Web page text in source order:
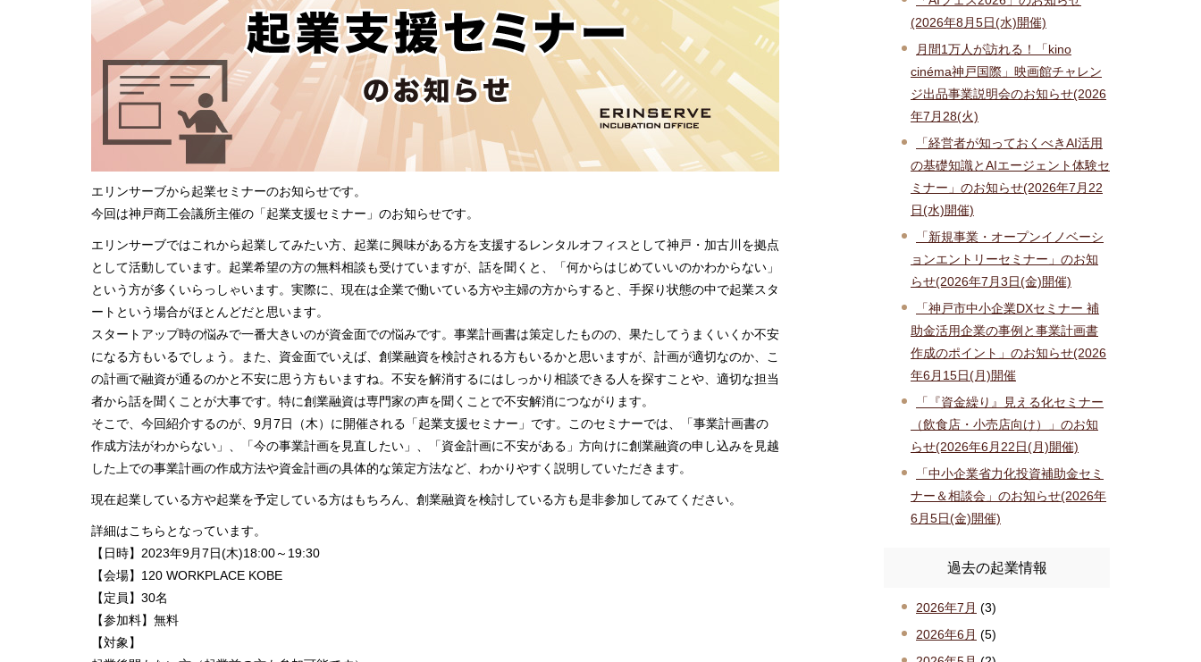
エリンサーブから起業セミナーのお知らせです。
今回は神戸商工会議所主催の「起業支援セミナー」のお知らせです。
エリンサーブではこれから起業してみたい方、起業に興味がある方を支援するレンタルオフィスとして神戸・加古川を拠点
として活動しています。起業希望の方の無料相談も受けていますが、話を聞くと、「何からはじめていいのかわからない」
という方が多くいらっしゃいます。実際に、現在は企業で働いている方や主婦の方からすると、手探り状態の中で起業スタ
ートという場合がほとんどだと思います。
スタートアップ時の悩みで一番大きいのが資金面での悩みです。事業計画書は策定したものの、果たしてうまくいくか不安
になる方もいるでしょう。また、資金面でいえば、創業融資を検討される方もいるかと思いますが、計画が適切なのか、こ
の計画で融資が通るのかと不安に思う方もいますね。不安を解消するにはしっかり相談できる人を探すことや、適切な担当
者から話を聞くことが大事です。特に創業融資は専門家の声を聞くことで不安解消につながります。
そこで、今回紹介するのが、9月7日（木）に開催される「起業支援セミナー」です。このセミナーでは、「事業計画書の
作成方法がわからない」、「今の事業計画を見直したい」、「資金計画に不安がある」方向けに創業融資の申し込みを見越
した上での事業計画の作成方法や資金計画の具体的な策定方法など、わかりやすく説明していただきます。
現在起業している方や起業を予定している方はもちろん、創業融資を検討している方も是非参加してみてください。
詳細はこちらとなっています。
【日時】2023年9月7日(木)18:00～19:30
【会場】120 WORKPLACE KOBE
【定員】30名
【参加料】無料
【対象】
(2026年8月5日(水)開催)
月間1万人が訪れる！「kino
cinéma神戸国際」映画館チャレン
ジ出品事業説明会のお知らせ(2026
年7月28(火)
「経営者が知っておくべきAI活用
の基礎知識とAIエージェント体験セ
ミナー」のお知らせ(2026年7月22
日(水)開催)
「新規事業・オープンイノベーシ
ョンエントリーセミナー」のお知
らせ(2026年7月3日(金)開催)
「神戸市中小企業DXセミナー 補
助金活用企業の事例と事業計画書
作成のポイント」のお知らせ(2026
年6月15日(月)開催
「『資金繰り』見える化セミナー
（飲食店・小売店向け）」のお知
らせ(2026年6月22日(月)開催)
「中小企業省力化投資補助金セミ
ナー＆相談会」のお知らせ(2026年
6月5日(金)開催)
過去の起業情報
2026年7月 (3)
2026年6月 (5)